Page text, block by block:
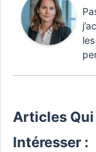
Articles
Intéresser :